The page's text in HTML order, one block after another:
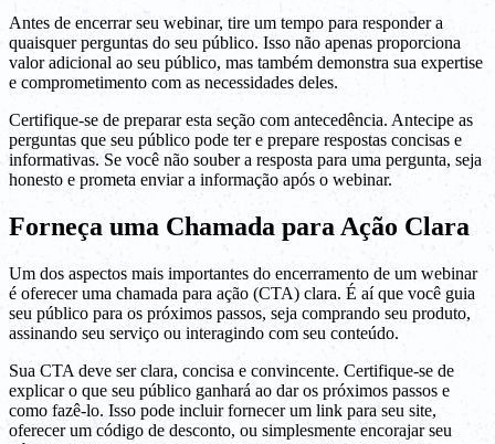
Antes de encerrar seu webinar, tire um tempo para responder a
quaisquer perguntas do seu público. Isso não apenas proporciona
valor adicional ao seu público, mas também demonstra sua expertise
e comprometimento com as necessidades deles.
Certifique-se de preparar esta seção com antecedência. Antecipe as
perguntas que seu público pode ter e prepare respostas concisas e
informativas. Se você não souber a resposta para uma pergunta, seja
honesto e prometa enviar a informação após o webinar.
Forneça uma Chamada para Ação Clara
Um dos aspectos mais importantes do encerramento de um webinar
é oferecer uma chamada para ação (CTA) clara. É aí que você guia
seu público para os próximos passos, seja comprando seu produto,
assinando seu serviço ou interagindo com seu conteúdo.
Sua CTA deve ser clara, concisa e convincente. Certifique-se de
explicar o que seu público ganhará ao dar os próximos passos e
como fazê-lo. Isso pode incluir fornecer um link para seu site,
oferecer um código de desconto, ou simplesmente encorajar seu